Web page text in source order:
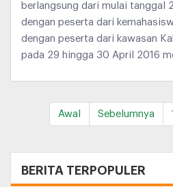
berlangsung dari mulai tanggal
dengan peserta dari
dengan peserta dari kawasan
pada 29 hingga 30 April 2016
Awal Sebelumnya 1
BERITA TERPOPULER